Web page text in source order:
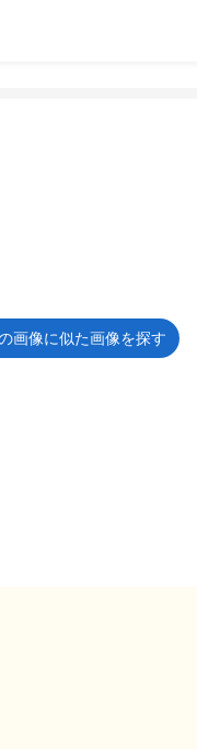
画像に似た画像を探す